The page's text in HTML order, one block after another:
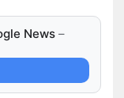
News –